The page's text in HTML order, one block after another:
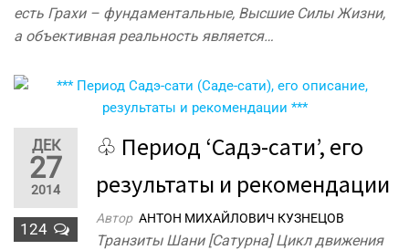
есть Грахи – фундаментальные, Высшие Силы Жизни,
а объективная реальность является…
ДЕК
27
2014
124
♧ Период ‘Садэ-сати’, его
результаты и рекомендации
Автор АНТОН МИХАЙЛОВИЧ КУЗНЕЦОВ
Транзиты Шани [Сатурна] Цикл движения